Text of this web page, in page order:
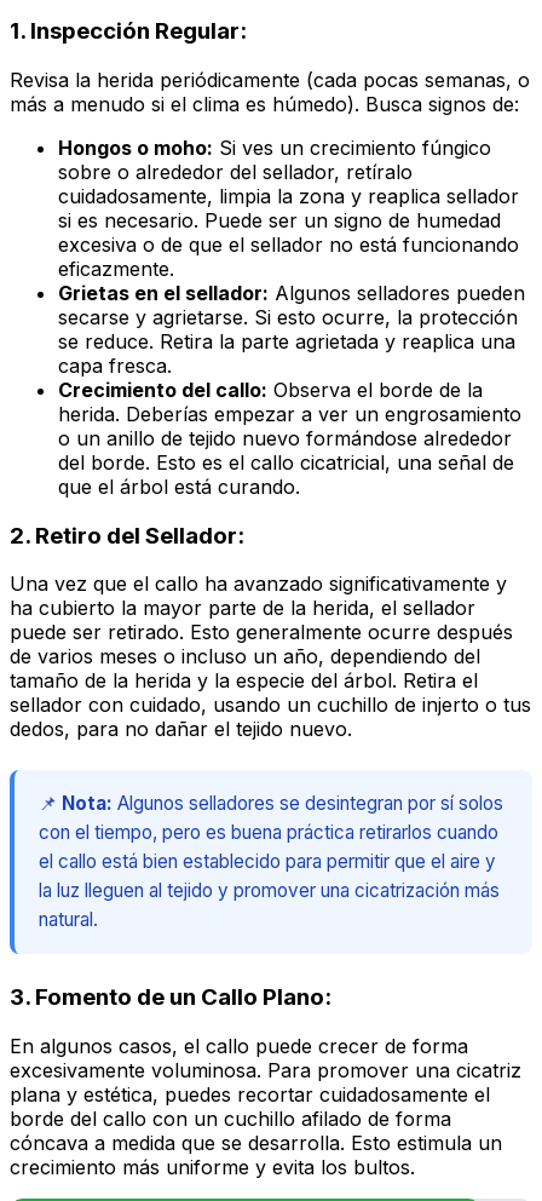
1. Inspección Regular:
Revisa la herida periódicamente (cada pocas semanas, o
más a menudo si el clima es húmedo). Busca signos de:
Hongos o moho: Si ves un crecimiento fúngico
sobre o alrededor del sellador, retíralo
cuidadosamente, limpia la zona y reaplica sellador
si es necesario. Puede ser un signo de humedad
excesiva o de que el sellador no está funcionando
eficazmente.
Grietas en el sellador: Algunos selladores pueden
secarse y agrietarse. Si esto ocurre, la protección
se reduce. Retira la parte agrietada y reaplica una
capa fresca.
Crecimiento del callo: Observa el borde de la
herida. Deberías empezar a ver un engrosamiento
o un anillo de tejido nuevo formándose alrededor
del borde. Esto es el callo cicatricial, una señal de
que el árbol está curando.
2. Retiro del Sellador:
Una vez que el callo ha avanzado significativamente y
ha cubierto la mayor parte de la herida, el sellador
puede ser retirado. Esto generalmente ocurre después
de varios meses o incluso un año, dependiendo del
tamaño de la herida y la especie del árbol. Retira el
sellador con cuidado, usando un cuchillo de injerto o tus
dedos, para no dañar el tejido nuevo.
📌 Nota: Algunos selladores se desintegran por sí solos
con el tiempo, pero es buena práctica retirarlos cuando
el callo está bien establecido para permitir que el aire y
la luz lleguen al tejido y promover una cicatrización más
natural.
3. Fomento de un Callo Plano:
En algunos casos, el callo puede crecer de forma
excesivamente voluminosa. Para promover una cicatriz
plana y estética, puedes recortar cuidadosamente el
borde del callo con un cuchillo afilado de forma
cóncava a medida que se desarrolla. Esto estimula un
crecimiento más uniforme y evita los bultos.